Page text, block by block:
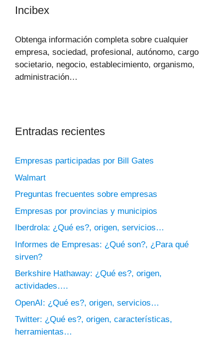
Incibex
Obtenga información completa sobre cualquier
empresa, sociedad, profesional, autónomo, cargo
societario, negocio, establecimiento, organismo,
administración…
Entradas recientes
Empresas participadas por Bill Gates
Walmart
Preguntas frecuentes sobre empresas
Empresas por provincias y municipios
Iberdrola: ¿Qué es?, origen, servicios…
Informes de Empresas: ¿Qué son?, ¿Para qué
sirven?
Berkshire Hathaway: ¿Qué es?, origen,
actividades….
OpenAI: ¿Qué es?, origen, servicios…
Twitter: ¿Qué es?, origen, características,
herramientas…